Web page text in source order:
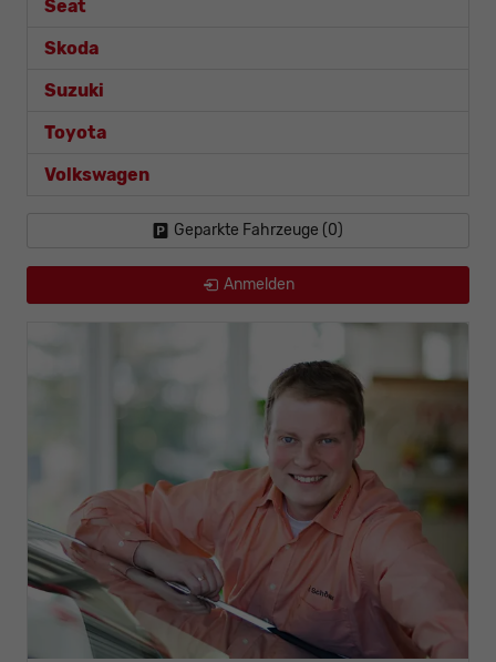
Seat
Skoda
Suzuki
Toyota
Volkswagen
Geparkte Fahrzeuge (0)
Anmelden